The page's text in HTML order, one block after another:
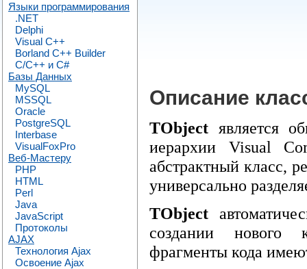
Языки программирования
.NET
Delphi
Visual C++
Borland C++ Builder
C/С++ и C#
Базы Данных
MySQL
MSSQL
Oracle
PostgreSQL
Interbase
VisualFoxPro
Веб-Мастеру
PHP
HTML
Perl
Java
JavaScript
Протоколы
AJAX
Технология Ajax
Освоение Ajax
Описание
TObject является
иерархии Visual
абстрактный класс,
универсально
TObject
создании нового
фрагменты кода